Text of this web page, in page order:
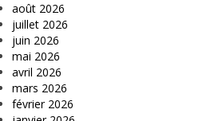
août 2026
juillet 2026
juin 2026
mai 2026
avril 2026
mars 2026
février 2026